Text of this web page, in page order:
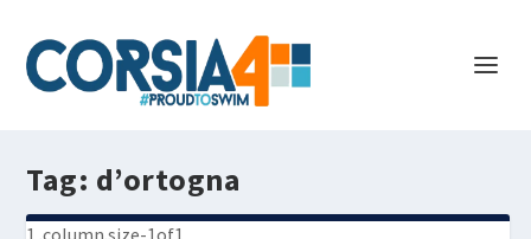
Tag: d’ortogna